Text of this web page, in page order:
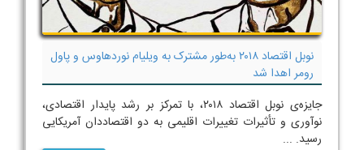
نوبل اقتصاد ۲۰۱۸ به‌طور مشترک به ویلیام نوردهاوس و پاول
رومر اهدا شد
جایزه‌ی نوبل اقتصاد ۲۰۱۸، با تمرکز بر رشد پایدار اقتصادی،
نوآوری و تأثیرات تغییرات اقلیمی به دو اقتصاددان آمریکایی
رسید. ...